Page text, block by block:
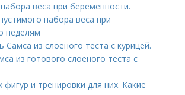
веса при беременности.
набора веса при
неделям
Самса из слоеного теста с курицей.
из готового слоёного теста с
фигур и тренировки для них. Какие